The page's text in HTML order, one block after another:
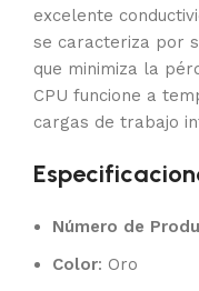
excelente
se caracteriza por
que minimiza la
CPU funcione a
cargas de trabajo
Número de
Color: Oro